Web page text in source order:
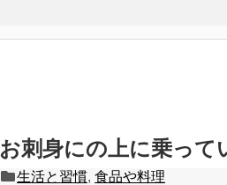
お刺身にの上に乗って
生活と習慣, 食品や料理